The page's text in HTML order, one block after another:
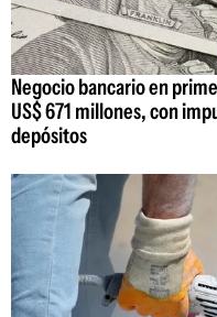
Negocio bancario en
US$ 671 millones, con
depósitos